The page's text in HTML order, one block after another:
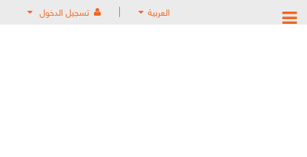
تسجيل الدخول العربية